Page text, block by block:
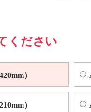
ください
）
）